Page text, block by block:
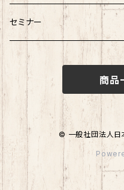
セミナー
商品
© 一般社団法人日